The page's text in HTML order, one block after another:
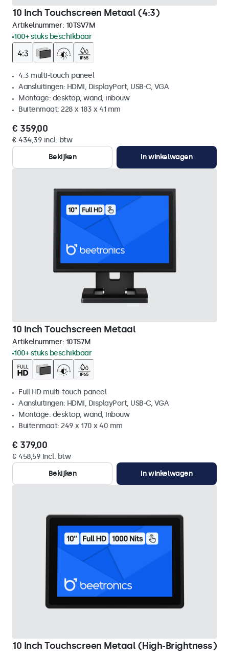
10 Inch Touchscreen Metaal (4:3)
Artikelnummer: 10TSV7M
100+ stuks beschikbaar
4:3 multi-touch paneel
Aansluitingen: HDMI, DisplayPort, USB-C, VGA
Montage: desktop, wand, inbouw
Buitenmaat: 228 x 183 x 41 mm
€ 359,00
€ 434,39 incl. btw
Bekijken
In winkelwagen
10 Inch Touchscreen Metaal
Artikelnummer: 10TS7M
100+ stuks beschikbaar
Full HD multi-touch paneel
Aansluitingen: HDMI, DisplayPort, USB-C, VGA
Montage: desktop, wand, inbouw
Buitenmaat: 249 x 170 x 40 mm
€ 379,00
€ 458,59 incl. btw
Bekijken
In winkelwagen
10 Inch Touchscreen Metaal (High-Brightness)